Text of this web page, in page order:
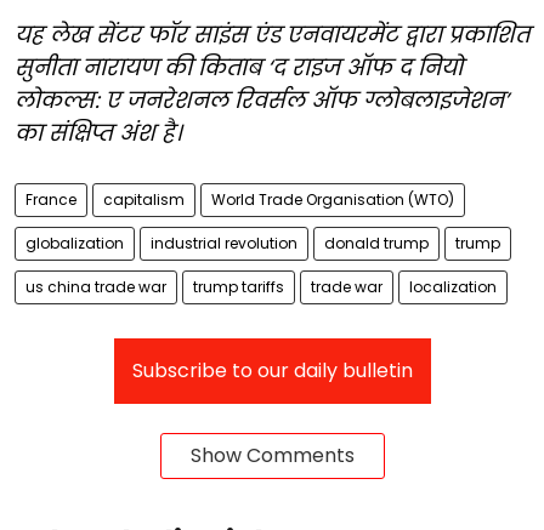
यह लेख सेंटर फॉर साइंस एंड एनवायरमेंट द्वारा प्रकाशित
सुनीता नारायण की किताब ‘द राइज ऑफ द नियो
लोकल्स: ए जनरेशनल रिवर्सल ऑफ ग्लोबलाइजेशन’
का संक्षिप्त अंश है।
France capitalism World Trade Organisation (WTO)
globalization industrial revolution donald trump trump
us china trade war trump tariffs trade war localization
Subscribe to our daily bulletin
Show Comments